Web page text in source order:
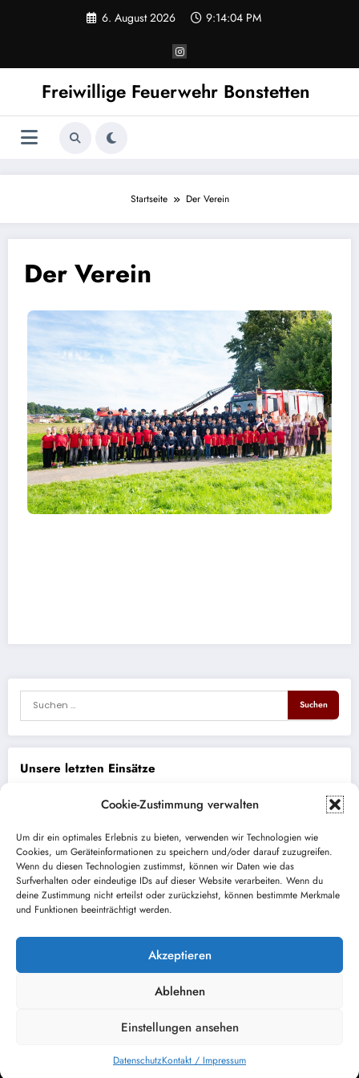
Cookie-Zustimmung verwalten
Um dir ein optimales Erlebnis zu bieten, verwenden wir Technologien wie
Cookies, um Geräteinformationen zu speichern und/oder darauf zuzugreifen.
Wenn du diesen Technologien zustimmst, können wir Daten wie das
Surfverhalten oder eindeutige IDs auf dieser Website verarbeiten. Wenn du
deine Zustimmung nicht erteilst oder zurückziehst, können bestimmte Merkmale
und Funktionen beeinträchtigt werden.
Akzeptieren
Ablehnen
Einstellungen ansehen
DatenschutzKontakt / Impressum
6. August 2026 9:14:04 PM
Freiwillige Feuerwehr Bonstetten
Startseite Der Verein
Der Verein
Unsere letzten Einsätze
THL eCall ohne Spracherwiderung
Brand PKW
ABC auslaufender Kraftstoff
Brand Bus/LKW auf BAB
Absperrung Lichterprozession
Kontakt / Impressum
Datenschutz
NewsBlogger - Magazin und BlogWordPressTheme 2026 | Präsentiert von